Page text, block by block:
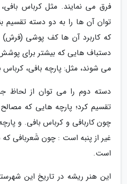
فرق می نمایند. مثل کرباس
توان آن ها را به دو دسته تقسیم
که کاربرد آن ها کف پوشی (فرش)
دستباف هایی که بیشتر برای پوشش
می شوند، مثل: پارچه بافی، کرباس
تقسیم کرد؛ پارچه هایی که
چون کاربافی و کرباس بافی. و
غیر از پنبه است : چون شَعربافی
است.
این هنر ریشه در تاریخ این